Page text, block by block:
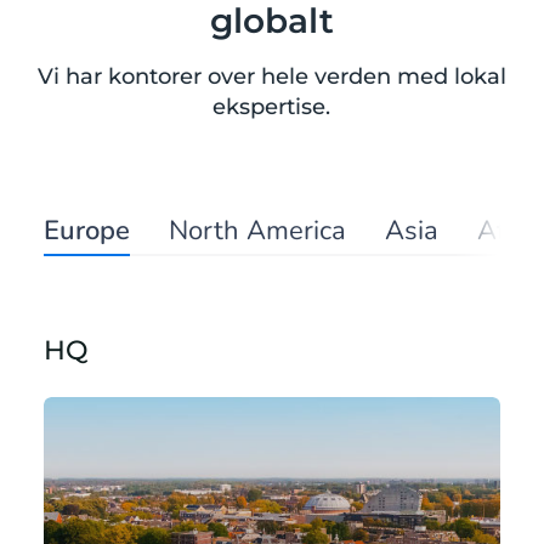
globalt
Vi har kontorer over hele verden med lokal
ekspertise.
Europe North America Asia
HQ